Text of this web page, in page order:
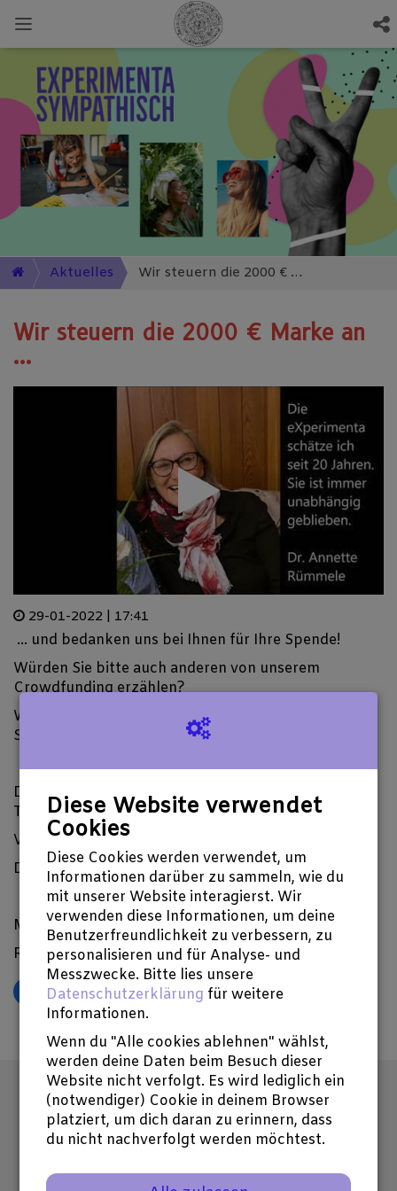
Aktuelles Wir steuern die 2000 € Marke an ...
Wir steuern die 2000 € Marke an
...
29-01-2022 | 17:41
... und bedanken uns bei Ihnen für Ihre Spende!
Würden Sie bitte auch anderen von unserem
Crowdfunding erzählen?
Wir möchten Ihnen gerne ein paar Anregungen zur
Spendenwerbung geben: 06721 - 921060
Die Audio Produktion Hörstadt hat eigens einen
Trailer für unser Crowdfunding gemacht.
Viel Freude beim Anschauen und hören!
Danke an Michael Braun von der www.hörstatt.de
Mit herzlichen Grüßen
Rüdiger Heins
𝕏
Abonniere unseren Newsletter
Hier E-Mail-Adresse eintragen
Diese Website verwendet
Cookies
Diese Cookies werden verwendet, um
Informationen darüber zu sammeln, wie du
mit unserer Website interagierst. Wir
verwenden diese Informationen, um deine
Benutzerfreundlichkeit zu verbessern, zu
personalisieren und für Analyse- und
Messzwecke. Bitte lies unsere
Datenschutzerklärung für weitere
Informationen.
Wenn du "Alle cookies ablehnen" wählst,
werden deine Daten beim Besuch dieser
Website nicht verfolgt. Es wird lediglich ein
(notwendiger) Cookie in deinem Browser
platziert, um dich daran zu erinnern, dass
du nicht nachverfolgt werden möchtest.